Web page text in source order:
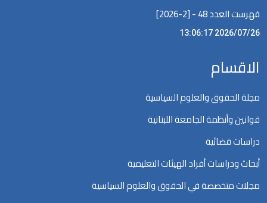
فهرست العدد 48 - [2-2026]
2026/07/26 13:06:17
الاقسام
مجلة الحقوق والعلوم السياسية
قوانين وأنظمة الجامعة اللبنانية
دراسات قضائية
أبحاث ودراسات أفراد الهيئات التعليمية
مجلات متخصصة في الحقوق والعلوم السياسية